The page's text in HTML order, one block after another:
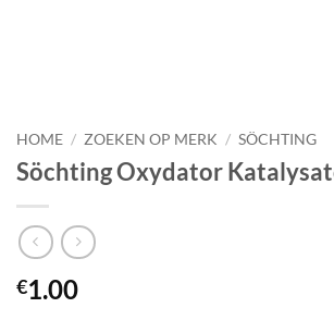
HOME / ZOEKEN OP MERK / SÖCHTING
Söchting Oxydator
€1.00